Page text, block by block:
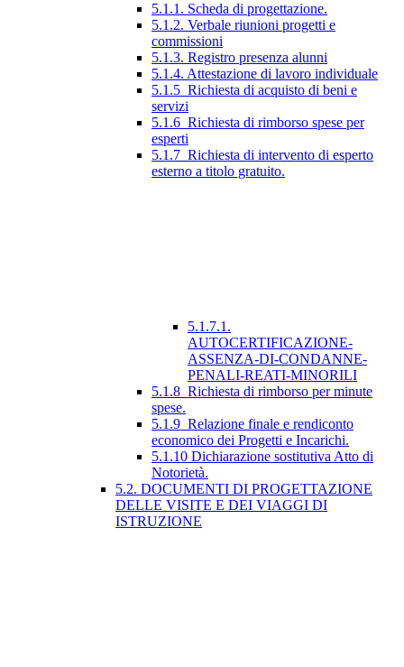
5.1.1. Scheda di progettazione.
5.1.2. Verbale riunioni progetti e
commissioni
5.1.3. Registro presenza alunni
5.1.4. Attestazione di lavoro individuale
5.1.5_Richiesta di acquisto di beni e
servizi
5.1.6_Richiesta di rimborso spese per
esperti
5.1.7_Richiesta di intervento di esperto
esterno a titolo gratuito.
5.1.7.1.
AUTOCERTIFICAZIONE-
ASSENZA-DI-CONDANNE-
PENALI-REATI-MINORILI
5.1.8_Richiesta di rimborso per minute
spese.
5.1.9_Relazione finale e rendiconto
economico dei Progetti e Incarichi.
5.1.10 Dichiarazione sostitutiva Atto di
Notorietà.
5.2. DOCUMENTI DI PROGETTAZIONE
DELLE VISITE E DEI VIAGGI DI
ISTRUZIONE